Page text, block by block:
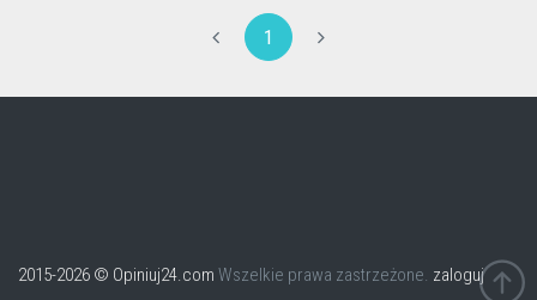
1
2015-2026 © Opiniuj24.com Wszelkie prawa zastrzeżone. zaloguj